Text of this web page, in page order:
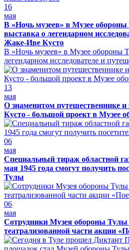
16
мая
В «Ночь музеев» в Музее
выставка о легендарном
Жаке-Иве Кусто
В «Ночь музеев» в Музее обороны
легендарном исследователе и
13
мая
О знаменитом путешественнике
Кусто - большой проект в Музее
06
мая
Специальный тираж областной
мая 1945 года смогут получить
Тулы
06
мая
Сотрудники Музея обороны Тулы
театрализованной части акции